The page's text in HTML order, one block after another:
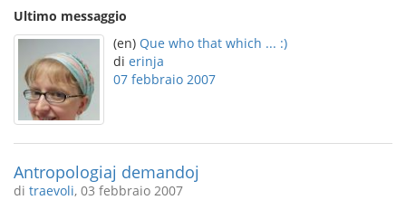
Ultimo messaggio
(en) Que who that which ... :)
di erinja
07 febbraio 2007
Antropologiaj demandoj
di traevoli, 03 febbraio 2007